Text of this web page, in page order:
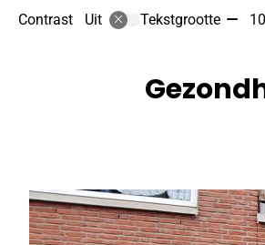
Contrast Uit Tekstgrootte Tekst
10%